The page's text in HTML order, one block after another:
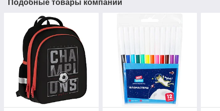
Подобные товары компании